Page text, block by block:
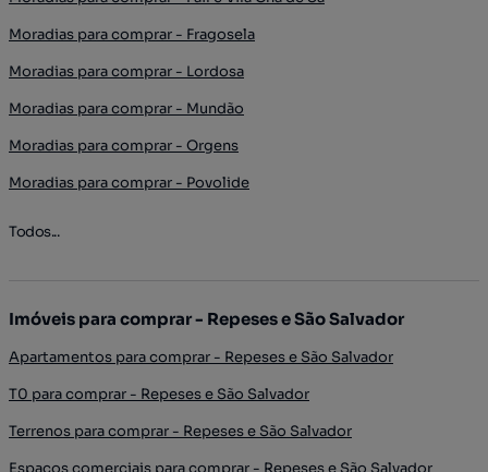
Moradias para comprar - Fragosela
Moradias para comprar - Lordosa
Moradias para comprar - Mundão
Moradias para comprar - Orgens
Moradias para comprar - Povolide
Todos...
Imóveis para comprar - Repeses e São Salvador
Apartamentos para comprar - Repeses e São Salvador
T0 para comprar - Repeses e São Salvador
Terrenos para comprar - Repeses e São Salvador